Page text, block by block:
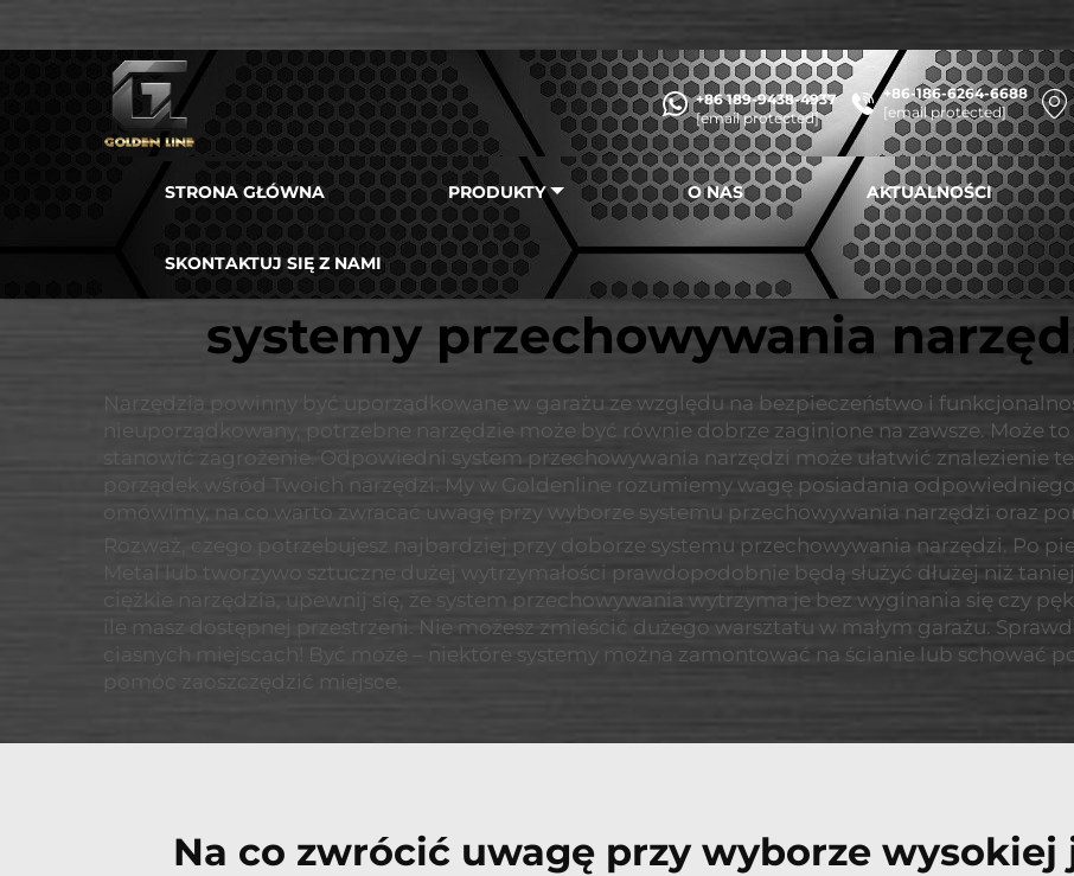
+86 189-9438-4937
[email protected]
+86-186-6264-6688
[email protected]
STRONA GŁÓWNA PRODUKTY O NAS AKTUALNOŚCI
SKONTAKTUJ SIĘ Z NAMI
systemy przechowywania
Narzędzia powinny być uporządkowane w garażu ze względu na bezpieczeństwo i
nieuporządkowany, potrzebne narzędzie może być równie dobrze zaginione na zawsze. Może
stanowić zagrożenie. Odpowiedni system przechowywania narzędzi może ułatwić znalezienie
porządek wśród Twoich narzędzi. My w Goldenline rozumiemy wagę posiadania
omówimy, na co warto zwracać uwagę przy wyborze systemu przechowywania narzędzi oraz
Rozważ, czego potrzebujesz najbardziej przy doborze systemu przechowywania narzędzi. Po
Metal lub tworzywo sztuczne dużej wytrzymałości prawdopodobnie będą służyć dłużej niż
ciężkie narzędzia, upewnij się, że system przechowywania wytrzyma je bez wyginania się czy
ile masz dostępnej przestrzeni. Nie możesz zmieścić dużego warsztatu w małym garażu.
ciasnych miejscach! Być może – niektóre systemy można zamontować na ścianie lub schować
pomóc zaoszczędzić miejsce.
Na co zwrócić uwagę przy wyborze